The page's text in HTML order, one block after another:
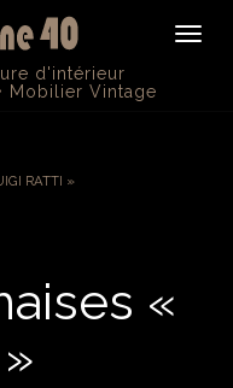
d'intérieur
Mobilier Vintage
RATTI »
«